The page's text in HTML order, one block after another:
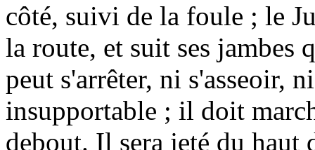
côté, suivi de la foule ; le
la route, et suit ses
peut s'arrêter, ni s'asseoir,
insupportable ; il doit
debout. Il sera jeté du haut